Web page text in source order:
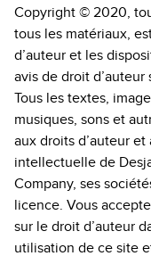
Copyright © 2020,
tous les matériaux,
d’auteur et les
avis de droit
Tous les textes,
musiques, sons et
aux droits d’auteur
intellectuelle de
Company, ses
licence. Vous
sur le droit d’auteur
utilisation de ce site